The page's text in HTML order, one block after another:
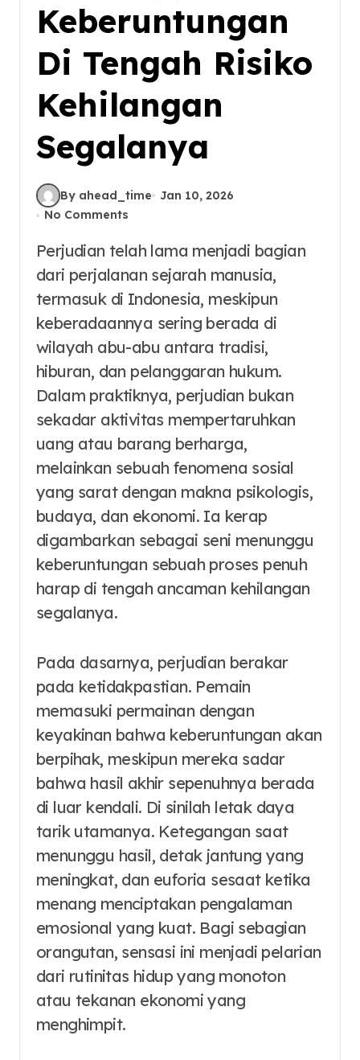
Keberuntungan
Di Tengah Risiko
Kehilangan
Segalanya
By ahead_time
Jan 10, 2026
No Comments
Perjudian telah lama menjadi bagian
dari perjalanan sejarah manusia,
termasuk di Indonesia, meskipun
keberadaannya sering berada di
wilayah abu-abu antara tradisi,
hiburan, dan pelanggaran hukum.
Dalam praktiknya, perjudian bukan
sekadar aktivitas mempertaruhkan
uang atau barang berharga,
melainkan sebuah fenomena sosial
yang sarat dengan makna psikologis,
budaya, dan ekonomi. Ia kerap
digambarkan sebagai seni menunggu
keberuntungan sebuah proses penuh
harap di tengah ancaman kehilangan
segalanya.
Pada dasarnya, perjudian berakar
pada ketidakpastian. Pemain
memasuki permainan dengan
keyakinan bahwa keberuntungan akan
berpihak, meskipun mereka sadar
bahwa hasil akhir sepenuhnya berada
di luar kendali. Di sinilah letak daya
tarik utamanya. Ketegangan saat
menunggu hasil, detak jantung yang
meningkat, dan euforia sesaat ketika
menang menciptakan pengalaman
emosional yang kuat. Bagi sebagian
orangutan, sensasi ini menjadi pelarian
dari rutinitas hidup yang monoton
atau tekanan ekonomi yang
menghimpit.